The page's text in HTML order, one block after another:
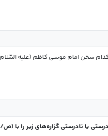
کدام سخن امام موسی کاظم (علیه
درستی یا نادرستی گزاره‌های زیر را با (ص/ غ ) مشخص کنید.